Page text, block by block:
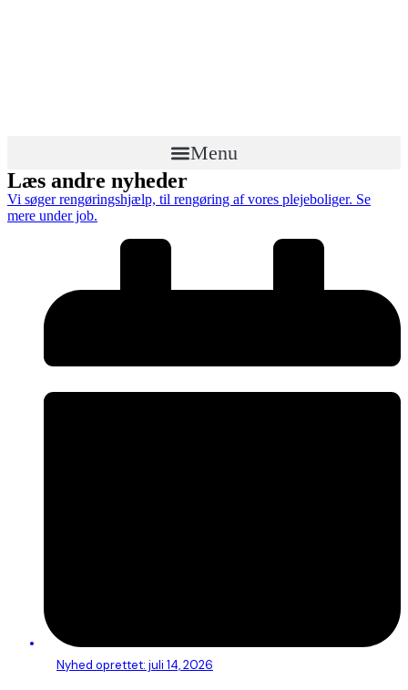
Menu
Læs andre nyheder
Vi søger rengøringshjælp, til rengøring af vores plejeboliger. Se
mere under job.
Nyhed oprettet: juli 14, 2026